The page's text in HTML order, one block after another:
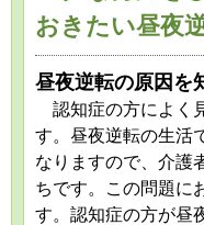
おきたい昼夜
昼夜逆転の原因を
認知症の方によく
す。昼夜逆転の生活
なりますので、介護
ちです。この問題に
す。認知症の方が昼